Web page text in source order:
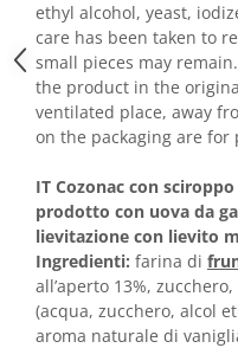
Cozonac Wine Collection
Vinuri Casa Isarescu
Accesorii Boromir
Dulciurile Feleacul
Glucoza
Nuga
Rahat
ethyl alcohol, yeast,
care has been taken to
small pieces may
the product in the
ventilated place, away
on the packaging are
IT Cozonac con
prodotto con uova da
lievitazione con lievito
Ingredienti: farina di
all’aperto 13%,
(acqua, zucchero, alcol
aroma naturale di